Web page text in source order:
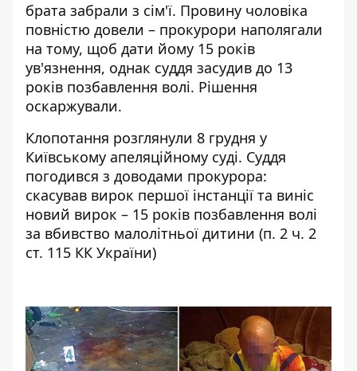
брата забрали з сім'ї. Провину чоловіка
повністю довели – прокурори наполягали
на тому, щоб дати йому 15 років
ув'язнення, однак суддя засудив до 13
років позбавлення волі. Рішення
оскаржували.
Клопотання розглянули 8 грудня у
Київському апеляційному суді. Суддя
погодився з доводами прокурора:
скасував вирок першої інстанції та виніс
новий вирок – 15 років позбавлення волі
за вбивство малолітньої дитини (п. 2 ч. 2
ст. 115 КК України)